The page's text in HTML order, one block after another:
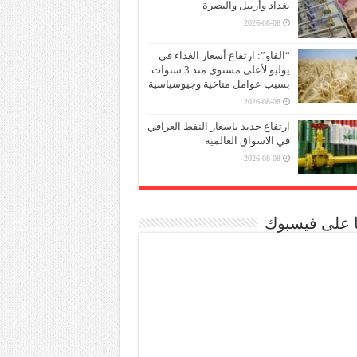
بغداد وأربيل والبصرة
2026-08-08
“الفاو”: ارتفاع أسعار الغذاء في
يوليو لأعلى مستوى منذ 3 سنوات
بسبب عوامل مناخية وجيوسياسية
2026-08-08
ارتفاع جديد باسعار النفط العراقي
في الاسواق العالمية
2026-08-08
على فيسبوك